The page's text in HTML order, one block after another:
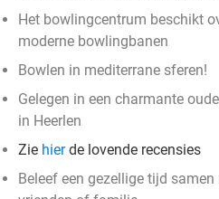
Het bowlingcentrum beschikt
moderne bowlingbanen
Bowlen in mediterrane sferen!
Gelegen in een charmante
in Heerlen
Zie hierde lovende recensies
Beleef een gezellige tijd samen